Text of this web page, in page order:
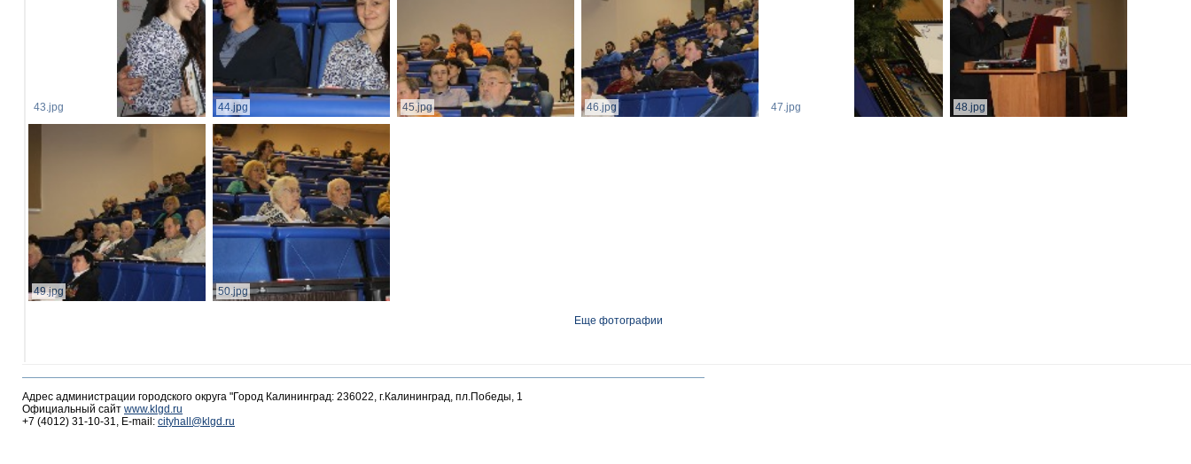
43.jpg 44.jpg 45.jpg 46.jpg 47.jpg 48.jpg
49.jpg 50.jpg
Еще фотографии
Адрес администрации городского округа "Город Калининград: 236022, г.Калининград, пл.Победы, 1
Официальный сайт www.klgd.ru
+7 (4012) 31-10-31, E-mail: cityhall@klgd.ru